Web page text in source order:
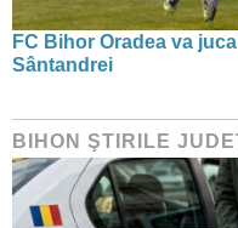
FC Bihor Oradea va
Sântandrei
BIHON ŞTIRILE